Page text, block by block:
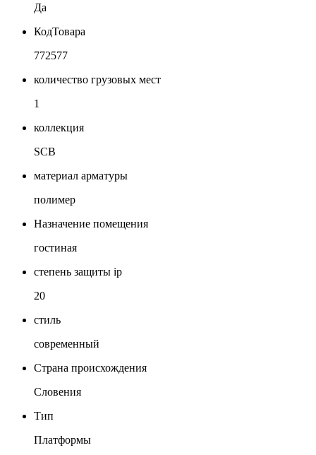
Да
КодТовара
772577
количество грузовых мест
1
коллекция
SCB
материал арматуры
полимер
Назначение помещения
гостиная
степень защиты ip
20
стиль
современный
Страна происхождения
Словения
Тип
Платформы